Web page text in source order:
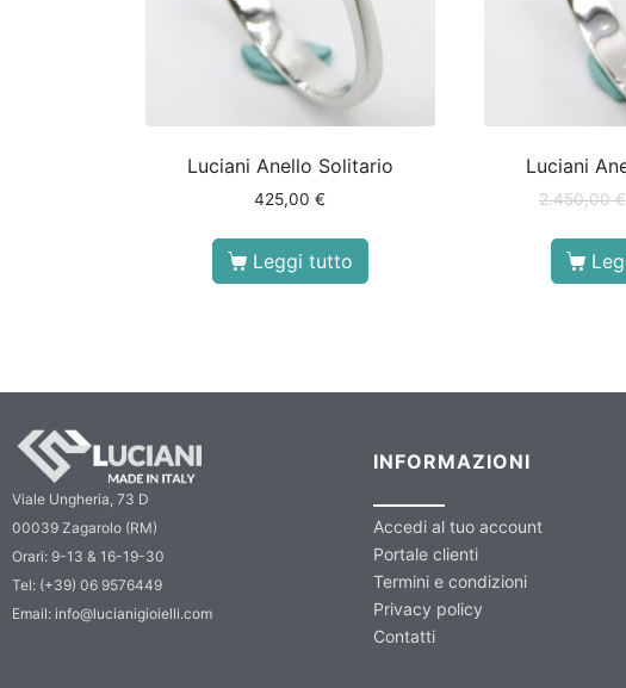
Luciani Anello Solitario
425,00€
Leggi tutto
Luciani
2.450,00€
Viale Ungheria, 73 D
00039 Zagarolo (RM)
Orari: 9-13 & 16-19-30
Tel: (+39) 06 9576449
Email: info@lucianigioielli.com
INFORMAZIONI
Accedi al tuo account
Portale clienti
Termini e condizioni
Privacy policy
Contatti